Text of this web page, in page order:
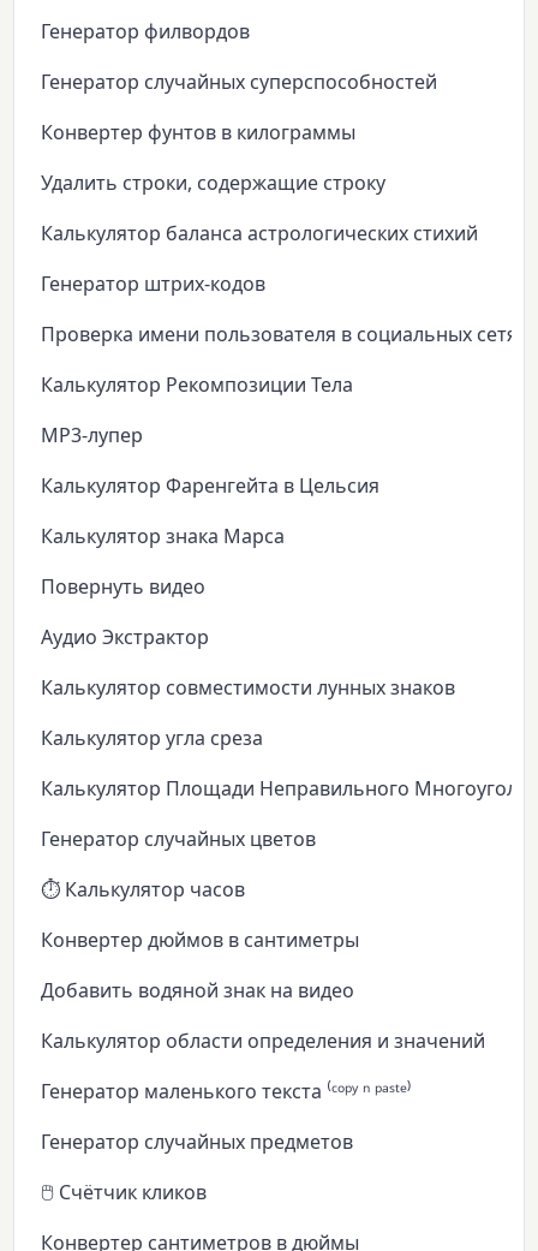
Генератор филвордов
Генератор случайных суперспособностей
Конвертер фунтов в килограммы
Удалить строки, содержащие строку
Калькулятор баланса астрологических стихий
Генератор штрих-кодов
Проверка имени пользователя в социальных сетях
Калькулятор Рекомпозиции Тела
MP3-лупер
Калькулятор Фаренгейта в Цельсия
Калькулятор знака Марса
Повернуть видео
Аудио Экстрактор
Калькулятор совместимости лунных знаков
Калькулятор угла среза
Калькулятор Площади Неправильного
Генератор случайных цветов
⏱️ Калькулятор часов
Конвертер дюймов в сантиметры
Добавить водяной знак на видео
Калькулятор области определения и значений
Генератор маленького текста ⁽ᶜᵒᵖʸ ⁿ ᵖᵃˢᵗᵉ⁾
Генератор случайных предметов
🖱️ Счётчик кликов
Конвертер сантиметров в дюймы